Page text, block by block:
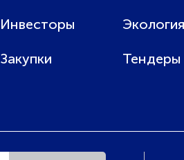
Инвесторы Экология
Закупки Тендеры